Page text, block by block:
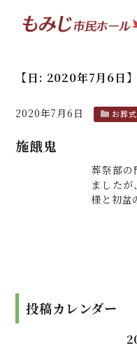
【日: 2020年7月6日】
2020年7月6日 お葬
施餓鬼
葬祭部
ました
様と初
投稿カレンダー